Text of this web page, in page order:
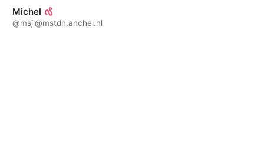
Michel
@msjl@mstdn.anchel.nl